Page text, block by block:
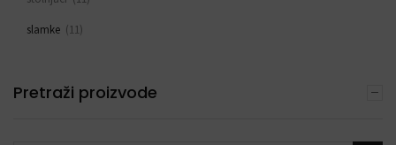
slamke (11)
trake (4)
Pretraži proizvode